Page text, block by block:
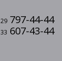
797-44-44
607-43-44